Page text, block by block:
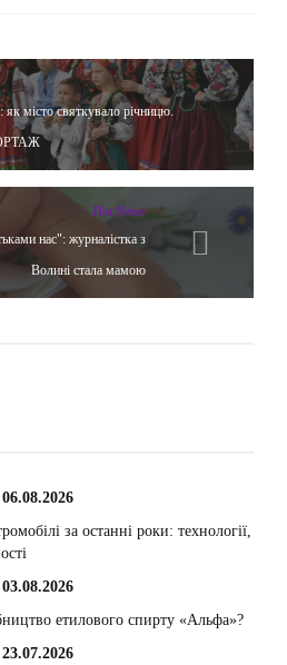
як місто святкувало річницю.
Hot News
нас": журналістка з
Волині стала мамою
06.08.2026
за останні роки: технології,
03.08.2026
етилового спирту «Альфа»?
23.07.2026